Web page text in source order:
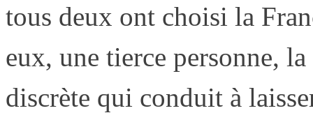
tous deux ont choisi la
eux, une tierce personne,
discrète qui conduit à